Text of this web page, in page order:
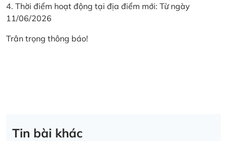
4. Thời điểm hoạt động tại địa điểm mới: Từ ngày
11/06/2026
Trân trọng thông báo!
Tin bài khác